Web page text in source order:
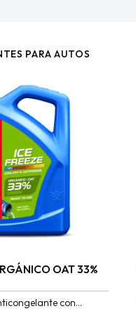
PARA AUTOS
OAT 33%
con